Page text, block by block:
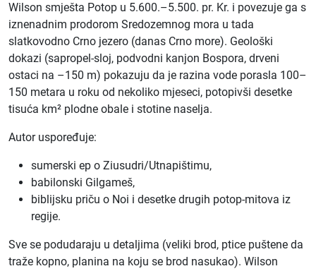
Wilson smješta Potop u 5.600.–5.500. pr. Kr. i povezuje ga s
iznenadnim prodorom Sredozemnog mora u tada
slatkovodno Crno jezero (danas Crno more). Geološki
dokazi (sapropel-sloj, podvodni kanjon Bospora, drveni
ostaci na –150 m) pokazuju da je razina vode porasla 100–
150 metara u roku od nekoliko mjeseci, potopivši desetke
tisuća km² plodne obale i stotine naselja.
Autor uspoređuje:
sumerski ep o Ziusudri/Utnapištimu,
babilonski Gilgameš,
biblijsku priču o Noi i desetke drugih potop-mitova iz
regije.
Sve se podudaraju u detaljima (veliki brod, ptice puštene da
traže kopno, planina na koju se brod nasukao). Wilson